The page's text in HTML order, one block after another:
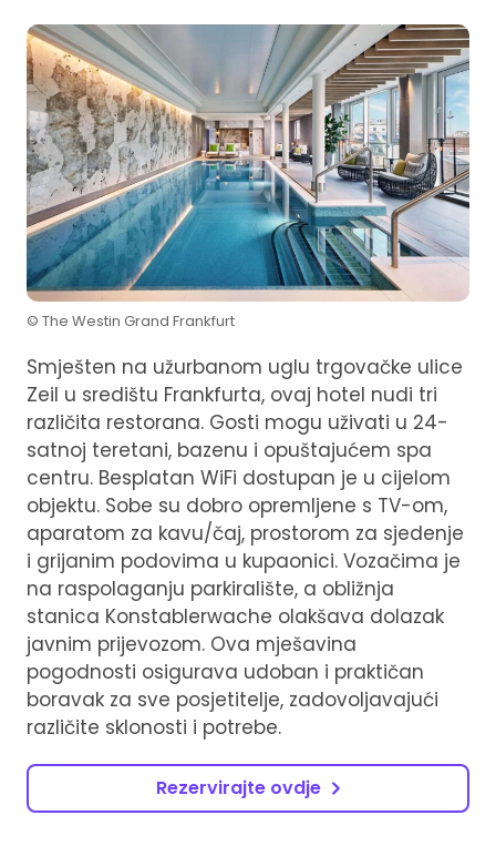
© The Westin Grand Frankfurt
Smješten na užurbanom uglu trgovačke ulice
Zeil u središtu Frankfurta, ovaj hotel nudi tri
različita restorana. Gosti mogu uživati ​​u 24-
satnoj teretani, bazenu i opuštajućem spa
centru. Besplatan WiFi dostupan je u cijelom
objektu. Sobe su dobro opremljene s TV-om,
aparatom za kavu/čaj, prostorom za sjedenje
i grijanim podovima u kupaonici. Vozačima je
na raspolaganju parkiralište, a obližnja
stanica Konstablerwache olakšava dolazak
javnim prijevozom. Ova mješavina
pogodnosti osigurava udoban i praktičan
boravak za sve posjetitelje, zadovoljavajući
različite sklonosti i potrebe.
Rezervirajte ovdje